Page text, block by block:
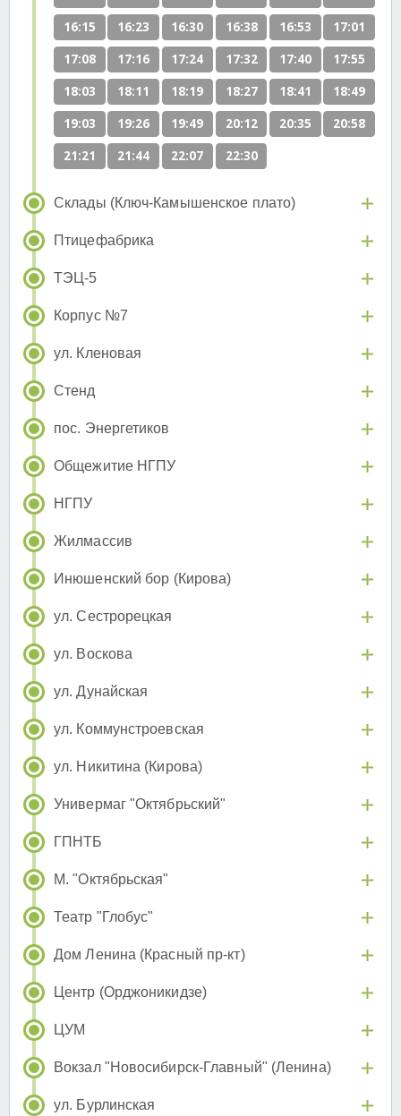
16:15
16:23 16:30 16:38 16:53
17:01
17:08
17:16 17:24 17:32 17:40
17:55
18:03
18:11 18:19 18:27 18:41
18:49
19:03
19:26 19:49 20:12 20:35
20:58
21:21
21:44 22:07 22:30
Склады (Ключ-Камышенское плато)
Птицефабрика
ТЭЦ-5
Корпус №7
ул. Кленовая
Стенд
пос. Энергетиков
Общежитие НГПУ
НГПУ
Жилмассив
Инюшенский бор (Кирова)
ул. Сестрорецкая
ул. Воскова
ул. Дунайская
ул. Коммунстроевская
ул. Никитина (Кирова)
Универмаг "Октябрьский"
ГПНТБ
М. "Октябрьская"
Театр "Глобус"
Дом Ленина (Красный пр-кт)
Центр (Орджоникидзе)
ЦУМ
Вокзал "Новосибирск-Главный" (Ленина)
ул. Бурлинская